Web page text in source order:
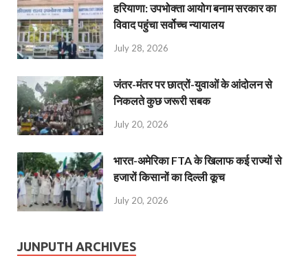
हरियाणा: उपभोक्ता आयोग बनाम सरकार का
विवाद पहुंचा सर्वोच्च न्यायालय
July 28, 2026
जंतर-मंतर पर छात्रों-युवाओं के आंदोलन से
निकलते कुछ जरूरी सबक
July 20, 2026
भारत-अमेरिका FTA के खिलाफ कई राज्यों से
हजारों किसानों का दिल्ली कूच
July 20, 2026
JUNPUTH ARCHIVES